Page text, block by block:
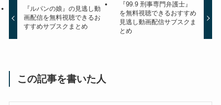
『ルパンの娘』の見逃し動
画配信を無料視聴できるお
すすめサブスクまとめ
『99.9 刑事専門弁護士』
を無料視聴できるおすすめ
見逃し動画配信サブスクま
とめ
この記事を書いた人